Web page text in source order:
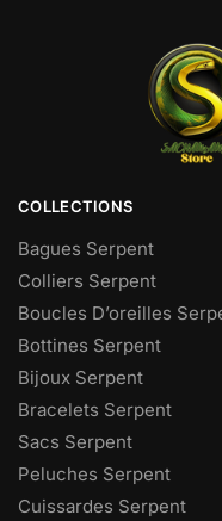
COLLECTIONS
Bagues Serpent
Colliers Serpent
Boucles D’oreilles
Bottines Serpent
Bijoux Serpent
Bracelets Serpent
Sacs Serpent
Peluches Serpent
Cuissardes Serpent